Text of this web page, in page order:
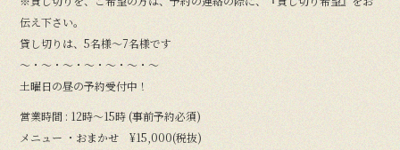
伝え下さい。
貸し切りは、5名様〜7名様です
〜・〜・〜・〜・〜・〜・〜
土曜日の昼の予約受付中！
営業時間 : 12時〜15時 (事前予約必須)
メニュー ・おまかせ ¥15,000(税抜)